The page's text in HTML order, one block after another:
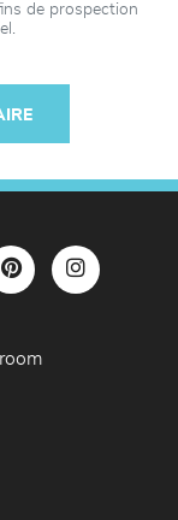
de prospection